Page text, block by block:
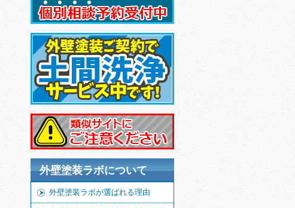
外壁塗装ラボについて
外壁塗装ラボが選ばれる理由